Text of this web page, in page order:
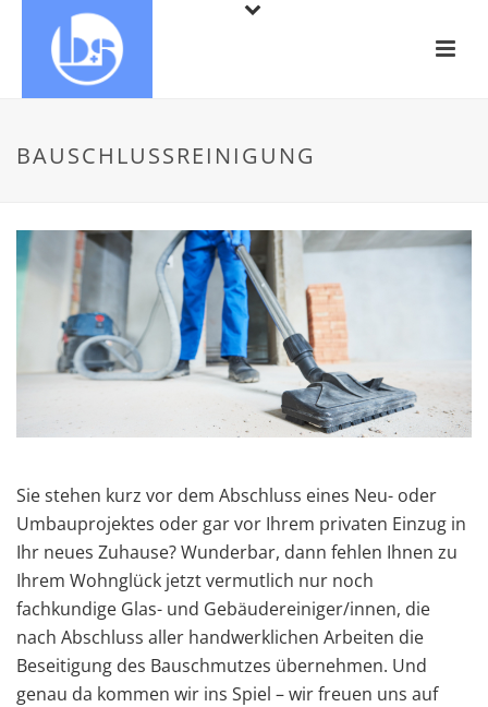
BAUSCHLUSSREINIGUNG
Sie stehen kurz vor dem Abschluss eines Neu- oder
Umbauprojektes oder gar vor Ihrem privaten Einzug in
Ihr neues Zuhause? Wunderbar, dann fehlen Ihnen zu
Ihrem Wohnglück jetzt vermutlich nur noch
fachkundige Glas- und Gebäudereiniger/innen, die
nach Abschluss aller handwerklichen Arbeiten die
Beseitigung des Bauschmutzes übernehmen. Und
genau da kommen wir ins Spiel – wir freuen uns auf